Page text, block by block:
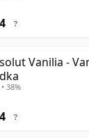
?
Vanilia -
38%
?